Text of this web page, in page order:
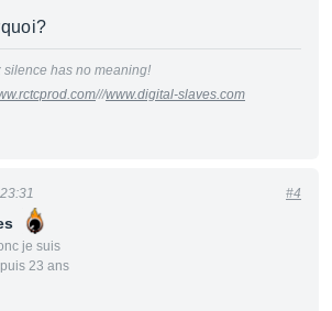
silence has no meaning!
///www.digital-slaves.com
je suis
23 ans
#4